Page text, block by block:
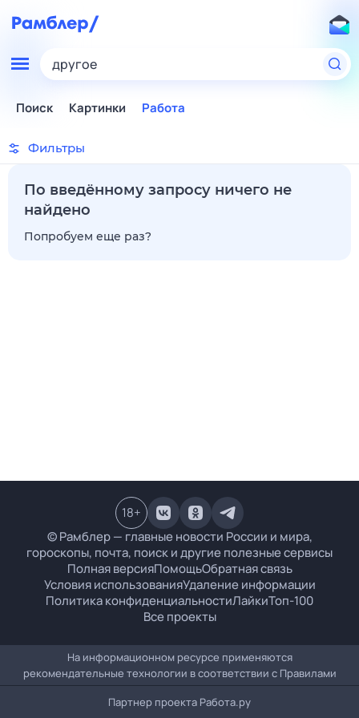
другое
Поиск Картинки Работа
Фильтры
По введённому запросу ничего не
найдено
Попробуем еще раз?
© Рамблер — главные новости России и мира,
гороскопы, почта, поиск и другие полезные сервисы
Полная версияПомощьОбратная связь
Условия использованияУдаление информации
Политика конфиденциальностиЛайкиТоп-100
Все проекты
18+
На информационном ресурсе применяются
рекомендательные технологии в соответствии с Правилами
Партнер проекта Работа.ру